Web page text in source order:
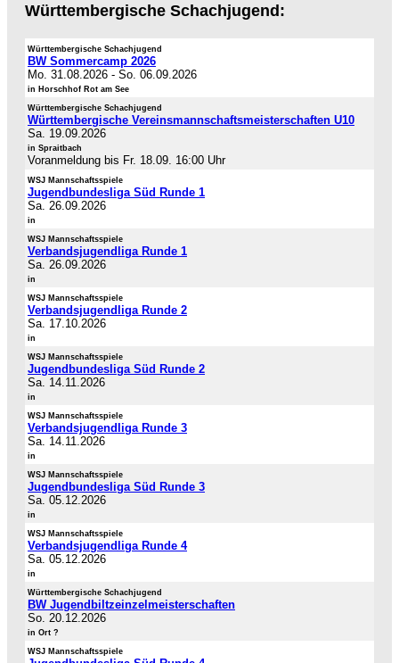
Württembergische Schachjugend:
Württembergische Schachjugend
BW Sommercamp 2026
Mo. 31.08.2026 - So. 06.09.2026
in Horschhof Rot am See
Württembergische Schachjugend
Württembergische Vereinsmannschaftsmeisterschaften U10
Sa. 19.09.2026
in Spraitbach
Voranmeldung bis Fr. 18.09. 16:00 Uhr
WSJ Mannschaftsspiele
Jugendbundesliga Süd Runde 1
Sa. 26.09.2026
in
WSJ Mannschaftsspiele
Verbandsjugendliga Runde 1
Sa. 26.09.2026
in
WSJ Mannschaftsspiele
Verbandsjugendliga Runde 2
Sa. 17.10.2026
in
WSJ Mannschaftsspiele
Jugendbundesliga Süd Runde 2
Sa. 14.11.2026
in
WSJ Mannschaftsspiele
Verbandsjugendliga Runde 3
Sa. 14.11.2026
in
WSJ Mannschaftsspiele
Jugendbundesliga Süd Runde 3
Sa. 05.12.2026
in
WSJ Mannschaftsspiele
Verbandsjugendliga Runde 4
Sa. 05.12.2026
in
Württembergische Schachjugend
BW Jugendbiltzeinzelmeisterschaften
So. 20.12.2026
in Ort ?
WSJ Mannschaftsspiele